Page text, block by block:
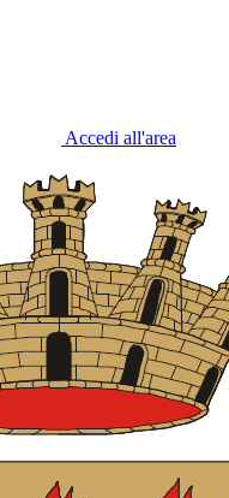
Accedi all'area